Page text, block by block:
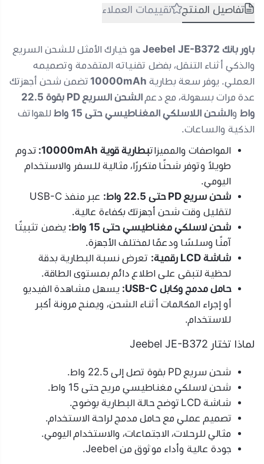
تفاصيل المنتج تقييمات العملاء
باور بانك Jeebel JE-B372
هو خيارك الأمثل للشحن السريع
والذكي أثناء التنقل، بفضل تقنياته المتقدمة وتصميمه
العملي. يوفر سعة بطارية 10000mAh تضمن شحن أجهزتك
عدة مرات بسهولة، مع دعم
الشحن السريع PD بقوة 22.5
واط والشحن اللاسلكي المغناطيسي حتى 15 واط
للهواتف
الذكية والساعات.
المواصفات والمميزاتبطارية قوية 10000mAh:
تدوم
طويلاً وتوفر شحنًا متكررًا، مثالية للسفر والاستخدام
اليومي.
شحن سريع PD حتى 22.5 واط:
عبر منفذ USB-C
لتقليل وقت شحن أجهزتك بكفاءة عالية.
شحن لاسلكي مغناطيسي حتى 15 واط:
يضمن تثبيتًا
آمنًا وسلسًا ودعمًا لمختلف الأجهزة.
شاشة LCD رقمية:
تعرض نسبة البطارية بدقة
لحظية لتبقى على اطلاع دائم بمستوى الطاقة.
حامل مدمج وكابل USB-C:
يسهل مشاهدة الفيديو
أو إجراء المكالمات أثناء الشحن، ويمنح مرونة أكبر
للاستخدام.
لماذا تختار Jeebel JE-B372
شحن سريع PD بقوة تصل إلى 22.5 واط.
شحن لاسلكي مغناطيسي مريح حتى 15 واط.
شاشة LCD توضح حالة البطارية بوضوح.
تصميم عملي مع حامل مدمج لراحة الاستخدام.
مثالي للرحلات، الاجتماعات، والاستخدام اليومي.
جودة عالية وأداء موثوق من Jeebel.